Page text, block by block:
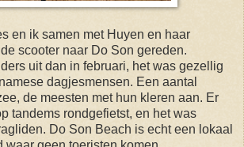
en ik samen met Huyen en haar
scooter naar Do Son gereden.
uit dan in februari, het was gezellig
dagjesmensen. Een aantal
de meesten met hun kleren aan. Er
tandems rondgefietst, en het was
Do Son Beach is echt een lokaal